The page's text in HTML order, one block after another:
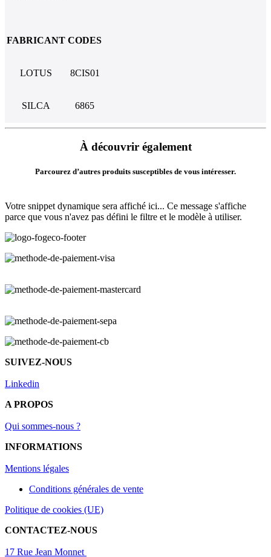
FABRICANT CODES
LOTUS 8CIS01
SILCA 6865
À découvrir également
Parcourez d’autres produits susceptibles de vous intéresser.
Votre snippet dynamique sera affiché ici... Ce message s'affiche
parce que vous n'avez pas défini le filtre et le modèle à utiliser.
SUIVEZ-NOUS
Linkedin
A PROPOS
Qui sommes-nous ?
INFORMATIONS
Mentions légales
Conditions générales de vente
Politique de cookies (UE)
CONTACTEZ-NOUS
17 Rue Jean Monnet